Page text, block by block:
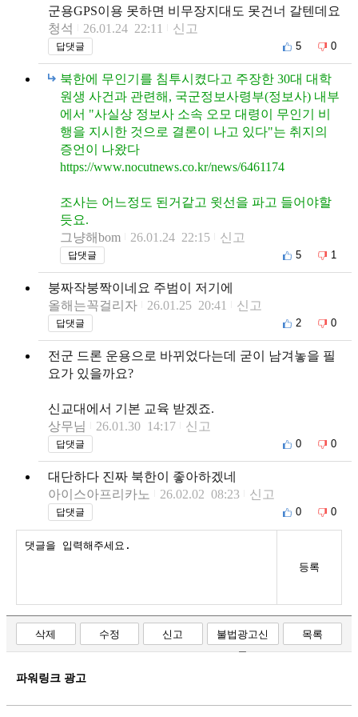
군용GPS이용 못하면 비무장지대도 못건너 갈텐데요
청석
26.01.24 22:11 신고
답댓글 5 0
북한에 무인기를 침투시켰다고 주장한 30대 대학
원생 사건과 관련해, 국군정보사령부(정보사) 내부
에서 "사실상 정보사 소속 오모 대령이 무인기 비
행을 지시한 것으로 결론이 나고 있다"는 취지의
증언이 나왔다
https://www.nocutnews.co.kr/news/6461174
조사는 어느정도 된거같고 윗선을 파고 들어야할
듯요.
그냥해bom
26.01.24 22:15 신고
답댓글 5 1
붕짜작붕짝이네요 주범이 저기에
올해는꼭걸리자
26.01.25 20:41 신고
답댓글 2 0
전군 드론 운용으로 바뀌었다는데 굳이 남겨놓을 필
요가 있을까요?
신교대에서 기본 교육 받겠죠.
상무님
26.01.30 14:17 신고
답댓글 0 0
대단하다 진짜 북한이 좋아하겠네
아이스아프리카노
26.02.02 08:23 신고
답댓글 0 0
등록
삭제 수정 신고
불법광고신
고
목록
파워링크 광고